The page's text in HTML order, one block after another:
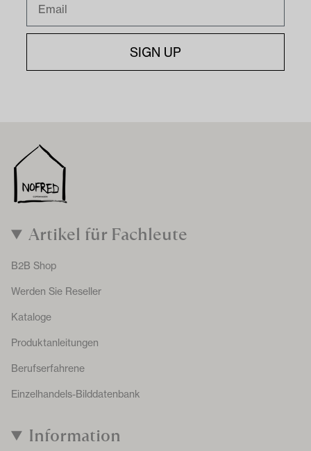
SIGN UP
Artikel für Fachleute
B2B Shop
Werden Sie Reseller
Kataloge
Produktanleitungen
Berufserfahrene
Einzelhandels-Bilddatenbank
Information